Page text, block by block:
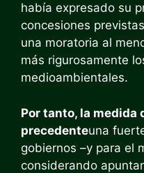
había expresado su
concesiones
una moratoria al
más rigurosamente
medioambientales.
Por tanto, la medida
precedenteuna
gobiernos –y para el
considerando